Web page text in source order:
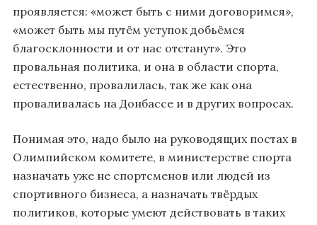
проявляется: «может быть с ними договоримся»,
«может быть мы путём уступок добьёмся
благосклонности и от нас отстанут». Это
провальная политика, и она в области спорта,
естественно, провалилась, так же как она
проваливалась на Донбассе и в других вопросах.
Понимая это, надо было на руководящих постах в
Олимпийском комитете, в министерстве спорта
назначать уже не спортсменов или людей из
спортивного бизнеса, а назначать твёрдых
политиков, которые умеют действовать в таких